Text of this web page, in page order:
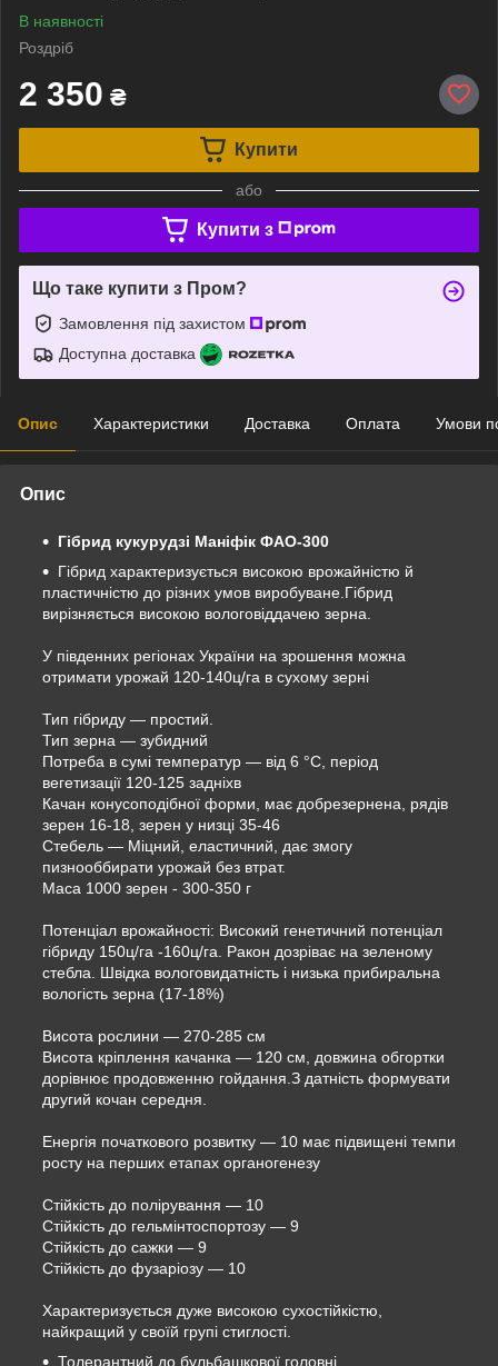
В наявності
Роздріб
2 350 ₴
Купити
або
Купити з
Що таке купити з Пром?
Замовлення під захистом
Доступна доставка
Опис Характеристики Доставка Оплата Умови
Опис
Гібрид кукурудзі Маніфік ФАО-300
Гібрид характеризується високою врожайністю й
пластичністю до різних умов виробуване.Гібрид
вирізняється високою вологовіддачею зерна.
У південних регіонах України на зрошення можна
отримати урожай 120-140ц/га в сухому зерні
Тип гібриду — простий.
Тип зерна — зубидний
Потреба в сумі температур — від 6 °C, період
вегетизації 120-125 задніхв
Качан конусоподібної форми, має добрезернена, рядів
зерен 16-18, зерен у низці 35-46
Стебель — Міцний, еластичний, дає змогу
пизнооббирати урожай без втрат.
Маса 1000 зерен - 300-350 г
Потенціал врожайності: Високий генетичний потенціал
гібриду 150ц/га -160ц/га. Ракон дозріває на зеленому
стебла. Швідка вологовидатність і низька прибиральна
вологість зерна (17-18%)
Висота рослини — 270-285 см
Висота кріплення качанка — 120 см, довжина обгортки
дорівнює продовженню гойдання.З датність формувати
другий кочан середня.
Енергія початкового розвитку — 10 має підвищені темпи
росту на перших етапах органогенезу
Стійкість до полірування — 10
Стійкість до гельмінтоспортозу — 9
Стійкість до сажки — 9
Стійкість до фузаріозу — 10
Характеризується дуже високою сухостійкістю,
найкращий у своїй групі стиглості.
Толерантний до бульбашкової головні,